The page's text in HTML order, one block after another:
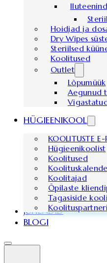
Hoidjad ja
Dry Wipes
Steriilsed
Koolitused
Outlet
Lõpumüük
Aegunud
HÜGIEENIKOOL
KOOLITUSTE
Hügieenikoolist
Koolitused
Koolitajad
Õpilaste
Tagasiside
JUHENDID
BLOGI